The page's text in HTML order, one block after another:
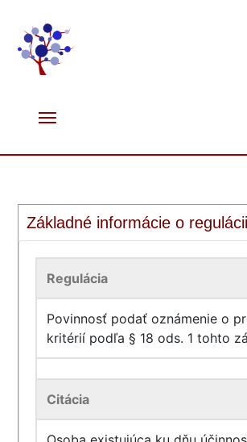
Základné informácie o regulácii
Regulácia
Povinnosť podať oznámenie o
kritérií podľa § 18 ods. 1 tohto
Citácia